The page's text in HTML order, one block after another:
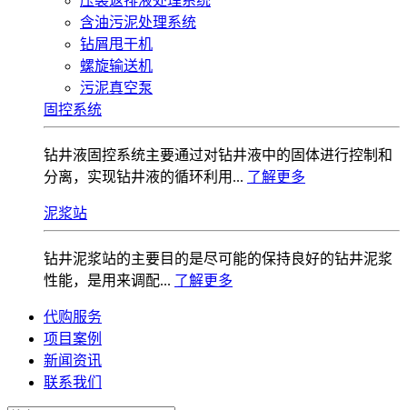
含油污泥处理系统
钻屑甩干机
螺旋输送机
污泥真空泵
固控系统
钻井液固控系统‌主要通过对钻井液中的固体进行控制和
分离，实现钻井液的循环利用... 了解更多
泥浆站
钻井泥浆站的主要目的是尽可能的保持良好的钻井泥浆
性能，是用来调配... 了解更多
代购服务
项目案例
新闻资讯
联系我们